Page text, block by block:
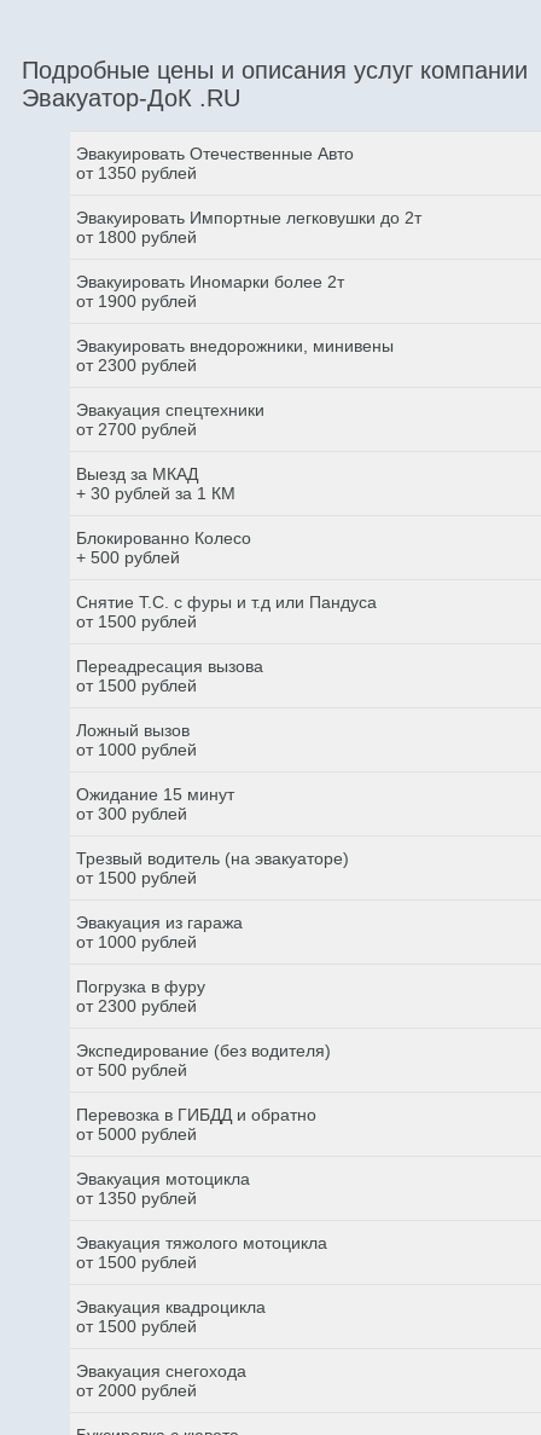
Подробные цены и описания услуг компании
Эвакуатор-ДоК .RU
Эвакуировать Отечественные Авто
от 1350 рублей
Эвакуировать Импортные легковушки до 2т
от 1800 рублей
Эвакуировать Иномарки более 2т
от 1900 рублей
Эвакуировать внедорожники, минивены
от 2300 рублей
Эвакуация спецтехники
от 2700 рублей
Выезд за МКАД
+ 30 рублей за 1 КМ
Блокированно Колесо
+ 500 рублей
Снятие Т.С. с фуры и т.д или Пандуса
от 1500 рублей
Переадресация вызова
от 1500 рублей
Ложный вызов
от 1000 рублей
Ожидание 15 минут
от 300 рублей
Трезвый водитель (на эвакуаторе)
от 1500 рублей
Эвакуация из гаража
от 1000 рублей
Погрузка в фуру
от 2300 рублей
Экспедирование (без водителя)
от 500 рублей
Перевозка в ГИБДД и обратно
от 5000 рублей
Эвакуация мотоцикла
от 1350 рублей
Эвакуация тяжолого мотоцикла
от 1500 рублей
Эвакуация квадроцикла
от 1500 рублей
Эвакуация снегохода
от 2000 рублей